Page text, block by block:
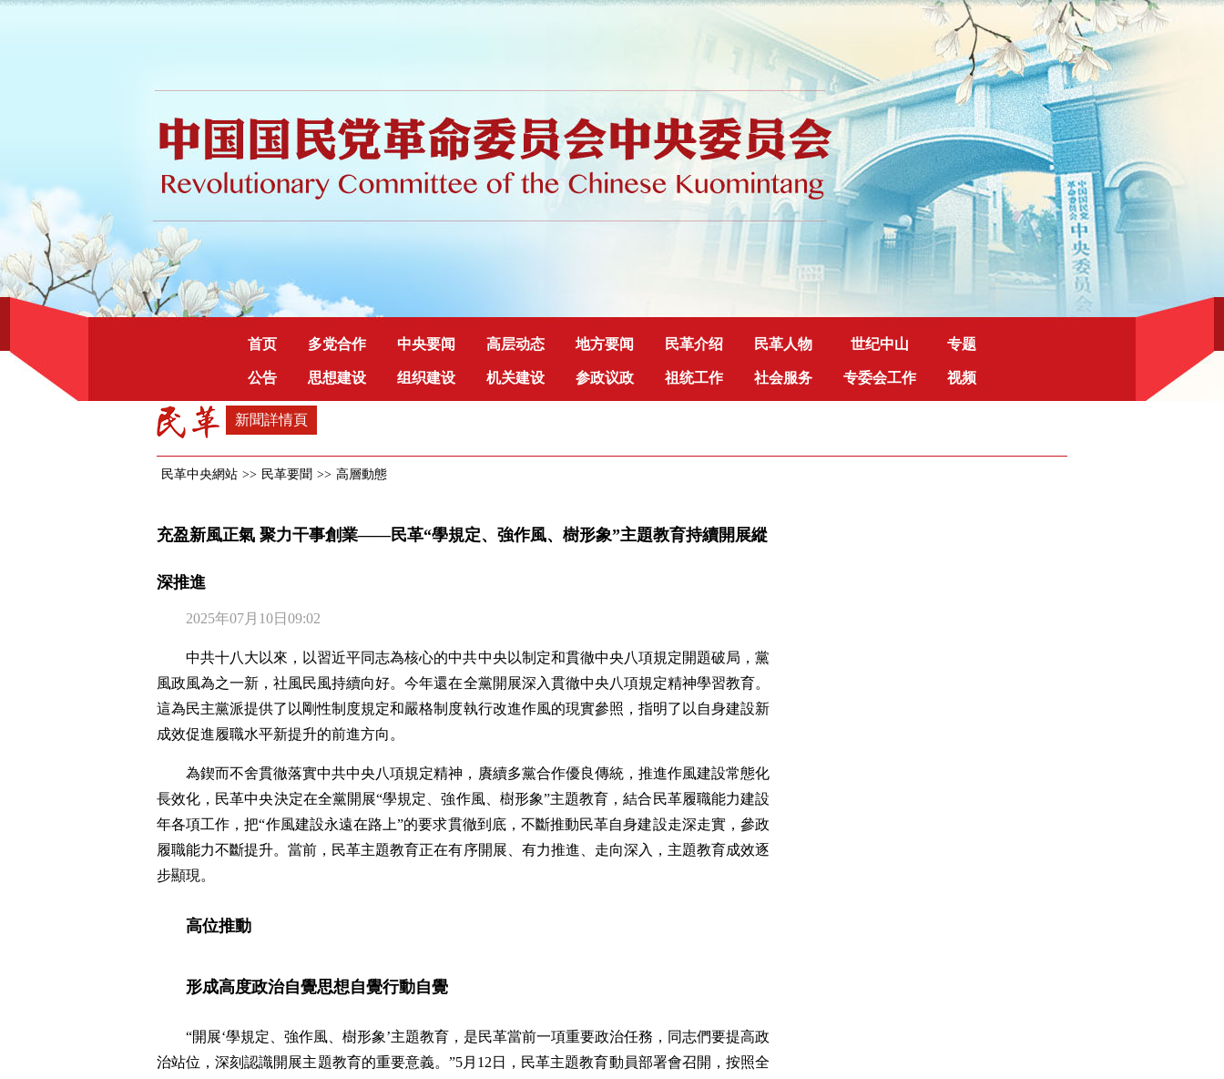
首页 多党合作 中央要闻 高层动态 地方要闻 民革介绍 民革人物 世纪中山 专题
公告 思想建设 组织建设 机关建设 参政议政 祖统工作 社会服务 专委会工作 视频
新聞詳情頁
民革中央網站 >> 民革要聞 >> 高層動態
充盈新風正氣 聚力干事創業——民革“學規定、強作風、樹形象”主題教育持續開展縱
深推進
2025年07月10日09:02
中共十八大以來，以習近平同志為核心的中共中央以制定和貫徹中央八項規定開題破局，黨
風政風為之一新，社風民風持續向好。今年還在全黨開展深入貫徹中央八項規定精神學習教育。
這為民主黨派提供了以剛性制度規定和嚴格制度執行改進作風的現實參照，指明了以自身建設新
成效促進履職水平新提升的前進方向。
為鍥而不舍貫徹落實中共中央八項規定精神，賡續多黨合作優良傳統，推進作風建設常態化
長效化，民革中央決定在全黨開展“學規定、強作風、樹形象”主題教育，結合民革履職能力建設
年各項工作，把“作風建設永遠在路上”的要求貫徹到底，不斷推動民革自身建設走深走實，參政
履職能力不斷提升。當前，民革主題教育正在有序開展、有力推進、走向深入，主題教育成效逐
步顯現。
高位推動
形成高度政治自覺思想自覺行動自覺
“開展‘學規定、強作風、樹形象’主題教育，是民革當前一項重要政治任務，同志們要提高政
治站位，深刻認識開展主題教育的重要意義。”5月12日，民革主題教育動員部署會召開，按照全